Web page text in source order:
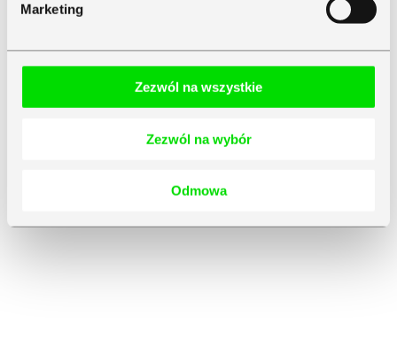
Marketing
Zezwól na wszystkie
Zezwól na wybór
Odmowa